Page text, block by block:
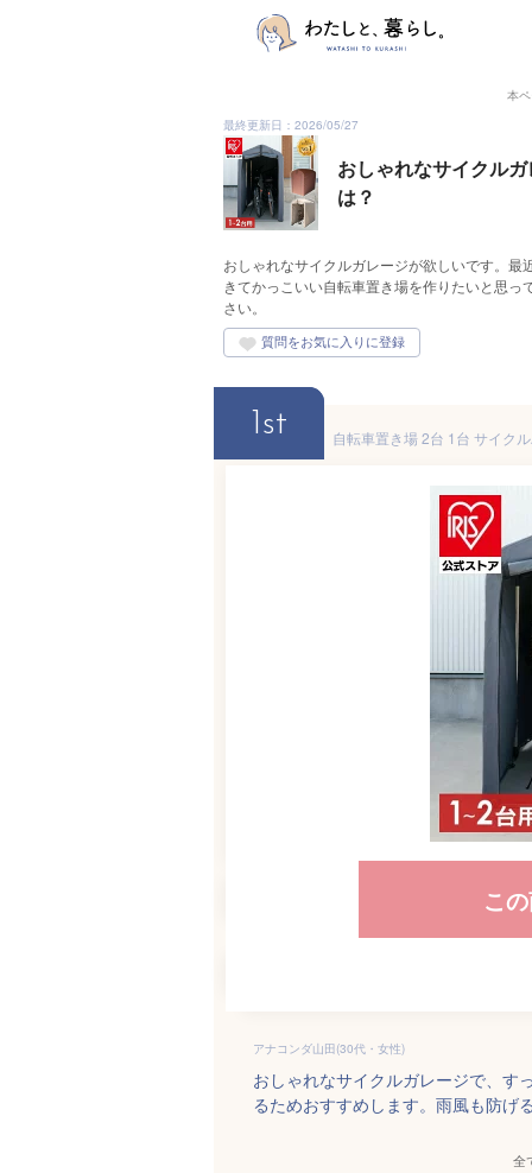
本
最終更新日：2026/05/27
おしゃれなサイクル
は？
おしゃれなサイクルガレージが欲しいです。
きてかっこいい自転車置き場を作りたいと思
さい。
1st
こ
アナコンダ山田(30代・女性)
おしゃれなサイクルガレージで、す
るためおすすめします。雨風も防げ
全